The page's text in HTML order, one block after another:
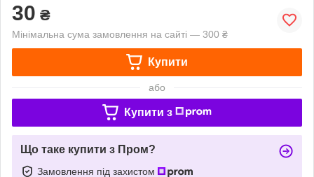
30 ₴
Мінімальна сума замовлення на сайті — 300 ₴
Купити
або
Купити з
Що таке купити з Пром?
Замовлення під захистом